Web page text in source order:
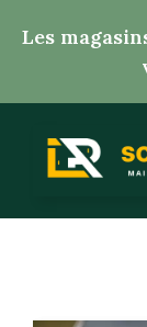
Les